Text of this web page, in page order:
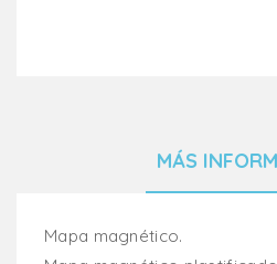
MÁS
Mapa magnético.